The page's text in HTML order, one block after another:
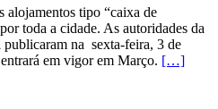
alojamentos tipo “caixa de
toda a cidade. As autoridades da
na sexta-feira, 3 de
em vigor em Março. […]